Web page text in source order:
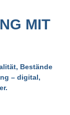
MIT
Bestände
– digital,